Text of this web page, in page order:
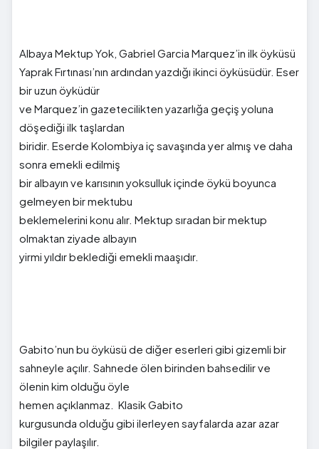
Albaya Mektup Yok, Gabriel Garcia Marquez’in ilk öyküsü
Yaprak Fırtınası’nın ardından yazdığı ikinci öyküsüdür. Eser
bir uzun öyküdür
ve Marquez’in gazetecilikten yazarlığa geçiş yoluna
döşediği ilk taşlardan
biridir. Eserde Kolombiya iç savaşında yer almış ve daha
sonra emekli edilmiş
bir albayın ve karısının yoksulluk içinde öykü boyunca
gelmeyen bir mektubu
beklemelerini konu alır. Mektup sıradan bir mektup
olmaktan ziyade albayın
yirmi yıldır beklediği emekli maaşıdır.
Gabito’nun bu öyküsü de diğer eserleri gibi gizemli bir
sahneyle açılır. Sahnede ölen birinden bahsedilir ve
ölenin kim olduğu öyle
hemen açıklanmaz. Klasik Gabito
kurgusunda olduğu gibi ilerleyen sayfalarda azar azar
bilgiler paylaşılır.